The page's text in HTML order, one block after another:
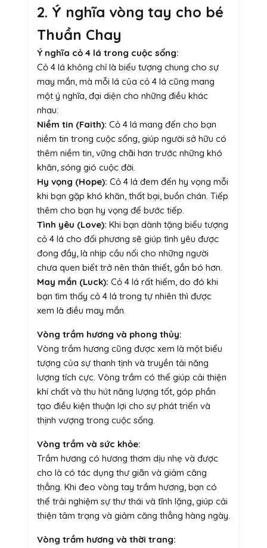
2. Ý nghĩa vòng tay cho bé
Thuần Chay
Ý nghĩa cỏ 4 lá trong cuộc sống:
Cỏ 4 lá không chỉ là biểu tượng chung cho sự
may mắn, mà mỗi lá của cỏ 4 lá cũng mang
một ý nghĩa, đại diện cho những điều khác
nhau:
Niềm tin (Faith): Cỏ 4 lá mang đến cho bạn
niềm tin trong cuộc sống, giúp người sở hữu có
thêm niềm tin, vững chãi hơn trước những khó
khăn, sóng gió cuộc đời.
Hy vọng (Hope): Cỏ 4 lá đem đến hy vọng mỗi
khi bạn gặp khó khăn, thất bại, buồn chán. Tiếp
thêm cho bạn hy vọng để bước tiếp.
Tình yêu (Love): Khi bạn dành tặng biểu tượng
cỏ 4 lá cho đối phương sẽ giúp tình yêu được
đong đầy, là nhịp cầu nối cho những người
chưa quen biết trở nên thân thiết, gắn bó hơn.
May mắn (Luck): Cỏ 4 lá rất hiếm, do đó khi
bạn tìm thấy cỏ 4 lá trong tự nhiên thì được
xem là điều may mắn.
Vòng trầm hương và phong thủy:
Vòng trầm hương cũng được xem là một biểu
tượng của sự thanh tịnh và truyền tải năng
lượng tích cực. Vòng trầm có thể giúp cải thiện
khí chất và thu hút năng lượng tốt, góp phần
tạo điều kiện thuận lợi cho sự phát triển và
thịnh vượng trong cuộc sống.
Vòng trầm và sức khỏe:
Trầm hương có hương thơm dịu nhẹ và được
cho là có tác dụng thư giãn và giảm căng
thẳng. Khi đeo vòng tay trầm hương, bạn có
thể trải nghiệm sự thư thái và tĩnh lặng, giúp cải
thiện tâm trạng và giảm căng thẳng hàng ngày.
Vòng trầm hương và thời trang: